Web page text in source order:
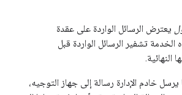
يعترض الرسائل الواردة على عقدة
تشفير الرسائل الواردة قبل
النهائية.
خادم الإدارة رسالة إلى جهاز التوجيه،